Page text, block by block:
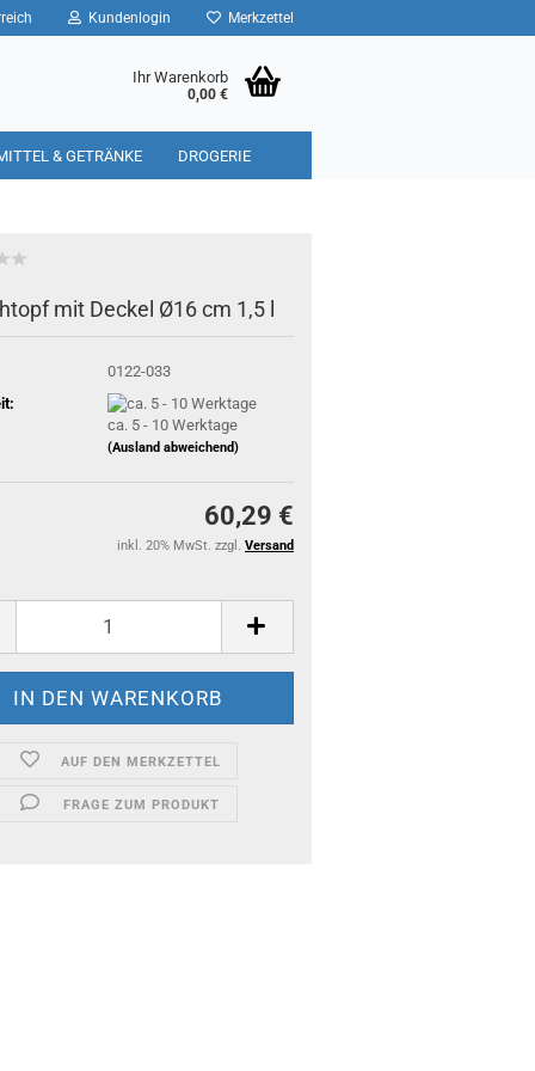
Kundenlogin Merkzettel
Ihr Warenkorb
0,00 €
& GETRÄNKE DROGERIE
mit Deckel Ø16 cm 1,5 l
0122-033
ca. 5 - 10 Werktage
(Ausland abweichend)
60,29 €
inkl. 20% MwSt. zzgl. Versand
AUF DEN MERKZETTEL
FRAGE ZUM PRODUKT